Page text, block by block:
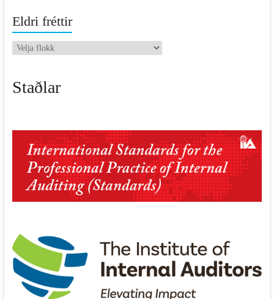
Eldri fréttir
Eldri
Staðlar